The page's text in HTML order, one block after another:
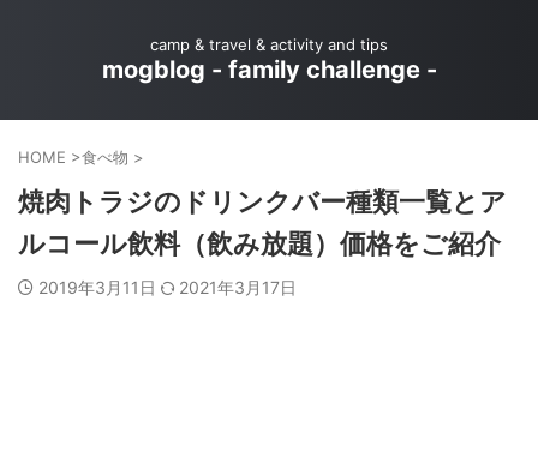
camp & travel & activity and tips
mogblog - family challenge -
HOME >食べ物 >
焼肉トラジのドリンクバー種類一覧とア
ルコール飲料（飲み放題）価格をご紹介
2019年3月11日 2021年3月17日